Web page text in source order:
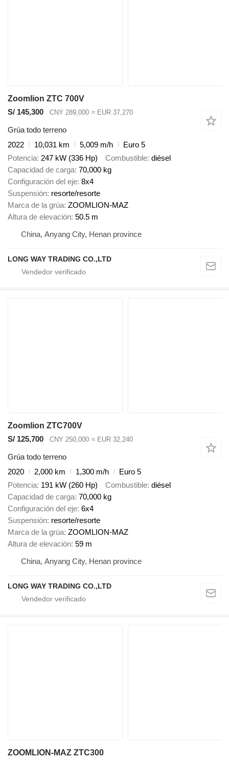
Zoomlion ZTC 700V
S/ 145,300
CNY 289,000 ≈ EUR 37,270
Grúa todo terreno
2022
10,031 km 5,009 m/h
Euro 5
Potencia 247 kW (336 Hp) Combustible diésel
Capacidad de carga 70,000 kg
Configuración del eje 8x4
Suspensión resorte/resorte
Marca de la grúa ZOOMLION-MAZ
Altura de elevación 50.5 m
China, Anyang City, Henan province
LONG WAY TRADING CO.,LTD
Zoomlion ZTC700V
S/ 125,700
CNY 250,000 ≈ EUR 32,240
Grúa todo terreno
2020
2,000 km 1,300 m/h
Euro 5
Potencia 191 kW (260 Hp) Combustible diésel
Capacidad de carga 70,000 kg
Configuración del eje 6x4
Suspensión resorte/resorte
Marca de la grúa ZOOMLION-MAZ
Altura de elevación 59 m
China, Anyang City, Henan province
LONG WAY TRADING CO.,LTD
ZOOMLION-MAZ ZTC300